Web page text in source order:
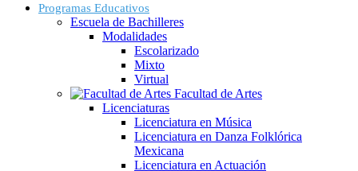
Programas Educativos
Escuela de Bachilleres
Modalidades
Escolarizado
Mixto
Virtual
Facultad de Artes
Licenciaturas
Licenciatura en Música
Licenciatura en Danza Folklórica
Mexicana
Licenciatura en Actuación